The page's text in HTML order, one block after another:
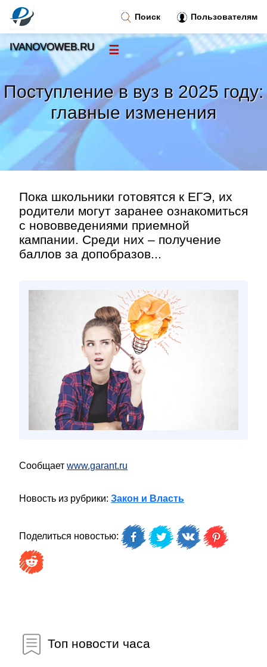
Поступление в вуз в 2025 году:
главные изменения
Пока школьники готовятся к ЕГЭ, их
родители могут заранее ознакомиться
с нововведениями приемной
кампании. Среди них – получение
баллов за допобразов...
Сообщает www.garant.ru
Новость из рубрики: Закон и Власть
Поделиться новостью:
Топ новости часа
Поиск Пользователям
IVANOVOWEB.RU ☰
Новости
Тренды новостей»
Рубрики»
Правила»
Контакт»